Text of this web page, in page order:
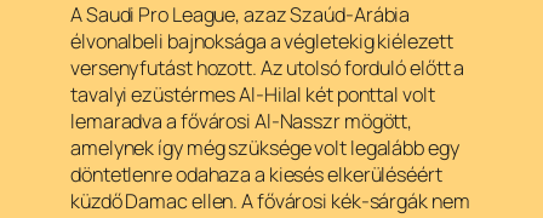
A Saudi Pro League, azaz Szaúd-Arábia
élvonalbeli bajnoksága a végletekig kiélezett
versenyfutást hozott. Az utolsó forduló előtt a
tavalyi ezüstérmes Al-Hilal két ponttal volt
lemaradva a fővárosi Al-Nasszr mögött,
amelynek így még szüksége volt legalább egy
döntetlenre odahaza a kiesés elkerüléséért
küzdő Damac ellen. A fővárosi kék-sárgák nem